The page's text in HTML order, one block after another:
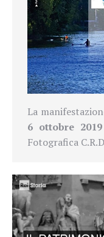
La
6 ottobre 2019
Fotografica